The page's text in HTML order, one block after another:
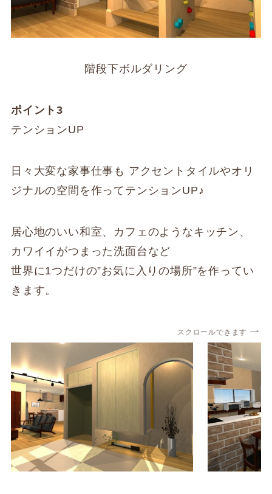
階段下ボルダリング
ポイント3
テンションUP
日々大変な家事仕事も アクセントタイルやオリ
ジナルの空間を作ってテンションUP♪
居心地のいい和室、カフェのようなキッチン、
カワイイがつまった洗面台など
世界に1つだけの”お気に入りの場所”を作ってい
きます。
スクロールできます